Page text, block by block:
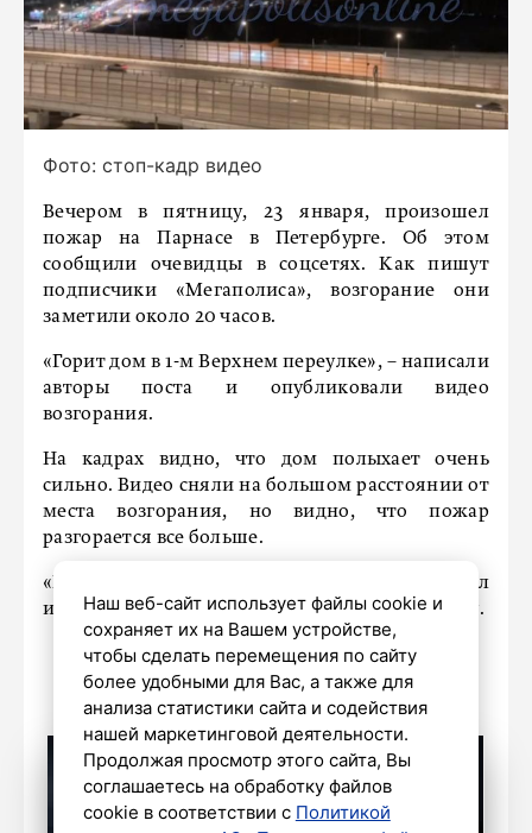
Фото: стоп-кадр видео
Вечером в пятницу, 23 января, произошел
пожар на Парнасе в Петербурге. Об этом
сообщили очевидцы в соцсетях. Как пишут
подписчики «Мегаполиса», возгорание они
заметили около 20 часов.
«Горит дом в 1-м Верхнем переулке», – написали
авторы поста и опубликовали видео
возгорания.
На кадрах видно, что дом полыхает очень
сильно. Видео сняли на большом расстоянии от
места возгорания, но видно, что пожар
разгорается все больше.
«Петербургский дневник» запросил
информацию в пресс-службе ГУ МЧС по городу.
Наш веб-сайт использует файлы cookie и
сохраняет их на Вашем устройстве,
чтобы сделать перемещения по сайту
более удобными для Вас, а также для
анализа статистики сайта и содействия
нашей маркетинговой деятельности.
Продолжая просмотр этого сайта, Вы
соглашаетесь на обработку файлов
cookie в соответствии с Политикой